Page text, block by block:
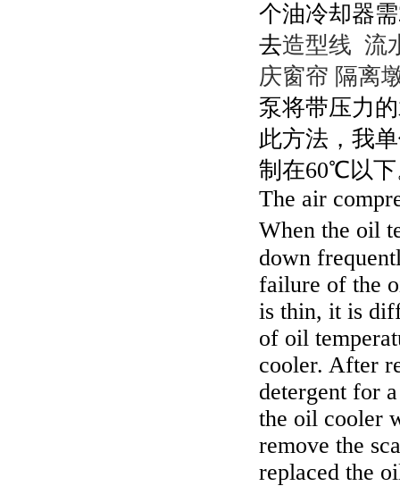
个油冷却器
去造型线 流
庆窗帘 隔离
泵将带压力
此方法，我
制在60℃以
The air
When the oil
down
failure of the
is thin, it is
of oil
cooler. After
detergent for
the oil cooler
remove the
replaced the